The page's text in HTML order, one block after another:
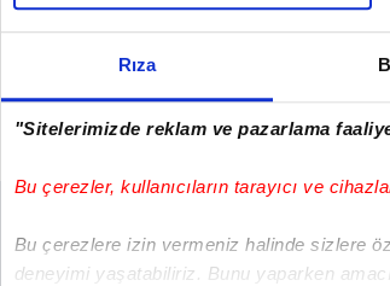
Rıza
"Sitelerimizde reklam ve pazarlama
Bu çerezler, kullanıcıların tarayıcı ve
Bu çerezlere izin vermeniz halinde sizlere
deneyimi yaşatabiliriz. Bunu yaparken
Hakan Kurt -
#PREMİER LİG #WEST HAM UNİTED
Uygulamalara Özel Ayrıcalıkları